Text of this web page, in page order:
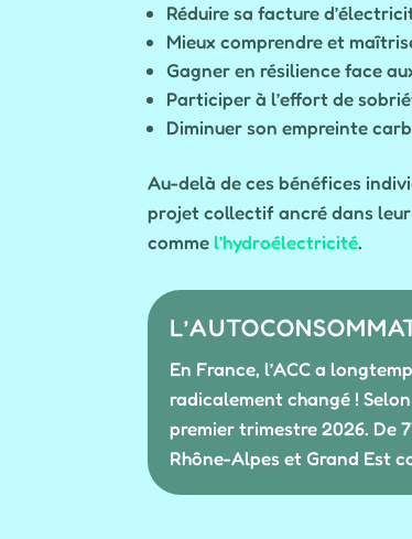
Réduire sa facture
Mieux comprendre et
Gagner en résilience face
Participer à l’effort de
Diminuer son empreinte
Au-delà de ces bénéfices
projet collectif ancré dans
commel’hydroélectricité.
En France, l’ACC a
radicalement changé !
premier trimestre 2026. De
Rhône-Alpes et Grand Est